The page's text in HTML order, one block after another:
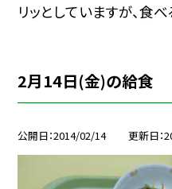
リッとしていますが、食
2月14日(金)の給食
公開日 2014/02/14 更新日